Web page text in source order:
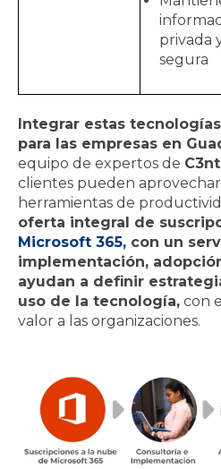
privada
segura
Integrar estas
para las empresas en
equipo de expertos de
clientes pueden
herramientas de
oferta integral de
Microsoft 365, con un
implementación,
ayudan a definir
uso de la tecnología, con
valor a las organizaciones.